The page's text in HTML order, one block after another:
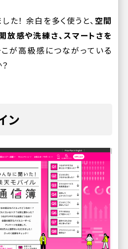
た！ 余白を多く使うと、 空間
放感や洗練さ、スマートさを
こが高級感につながっている
ン